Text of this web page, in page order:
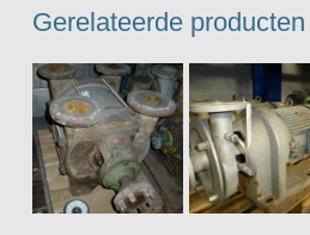
Gerelateerde producten